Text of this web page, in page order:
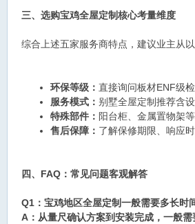
三、选购宝鸡全屋定制核心考量维度
综合上述五家服务商特点，建议业主从
环保等级： 直接询问板材ENF级
服务模式： 别墅全屋定制推荐含
特殊部件： 阳台柜、金属置物架
售后保障： 了解保修期限、响应
四、FAQ：常见问题客观解答
Q1：宝鸡地区全屋定制一般需要多长时
A：从量尺确认方案到安装完成，一般